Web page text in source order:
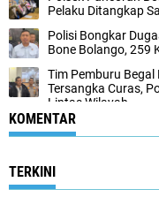
Pelaku Ditangkap
‎Polisi Bongkar
Bone Bolango, 259
‎Tim Pemburu
Tersangka Curas,
Lintas Wilayah
KOMENTAR
TERKINI